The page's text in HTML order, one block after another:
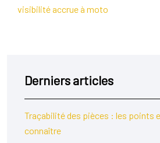
visibilité accrue à moto
Derniers articles
Traçabilité des pièces : les points
connaître